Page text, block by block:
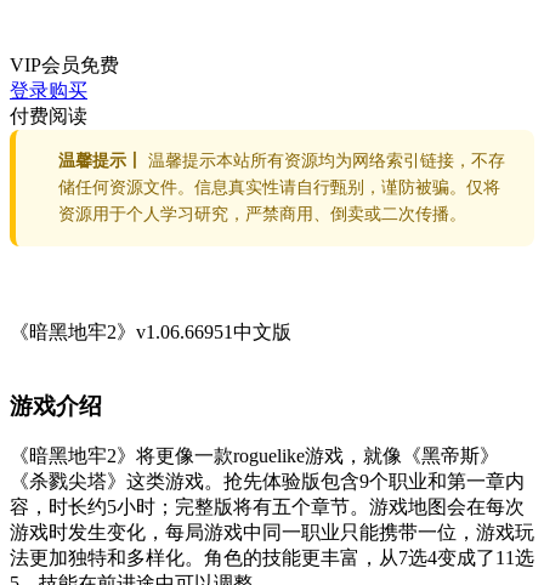
VIP会员免费
登录购买
付费阅读
温馨提示丨
温馨提示本站所有资源均为网络索引链接，不存
储任何资源文件。信息真实性请自行甄别，谨防被骗。仅将
资源用于个人学习研究，严禁商用、倒卖或二次传播。
《暗黑地牢2》v1.06.66951中文版
游戏介绍
《暗黑地牢2》将更像一款roguelike游戏，就像《黑帝斯》
《杀戮尖塔》这类游戏。抢先体验版包含9个职业和第一章内
容，时长约5小时；完整版将有五个章节。游戏地图会在每次
游戏时发生变化，每局游戏中同一职业只能携带一位，游戏玩
法更加独特和多样化。角色的技能更丰富，从7选4变成了11选